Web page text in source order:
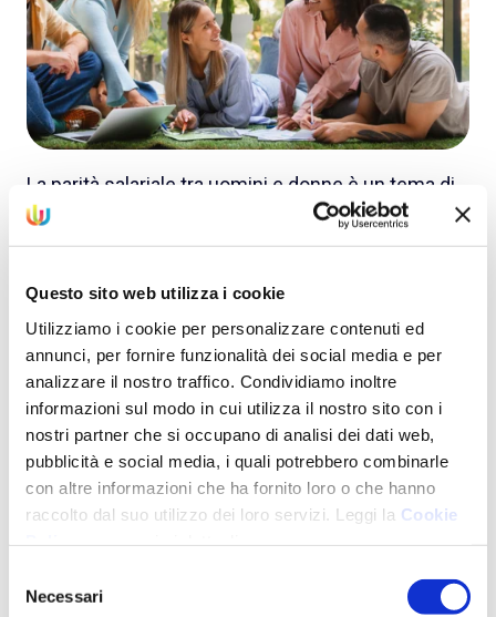
Questo sito web utilizza i cookie
Utilizziamo i cookie per personalizzare contenuti ed
annunci, per fornire funzionalità dei social media e per
analizzare il nostro traffico. Condividiamo inoltre
informazioni sul modo in cui utilizza il nostro sito con i
nostri partner che si occupano di analisi dei dati web,
pubblicità e social media, i quali potrebbero combinarle
con altre informazioni che ha fornito loro o che hanno
raccolto dal suo utilizzo dei loro servizi. Leggi la Cookie
delNecessari
La parità salariale tra uomini e donne è un tema di
grande attualità e importanza in Italia. Nonostante i
progressi legislativi e le iniziative a livello europeo,
questo articolo, esploreremo la normativa italiana
ed europea sulla p …
Topics: Normativa DEI
Differenze tra uomini e
donne nel lavoro: come agire